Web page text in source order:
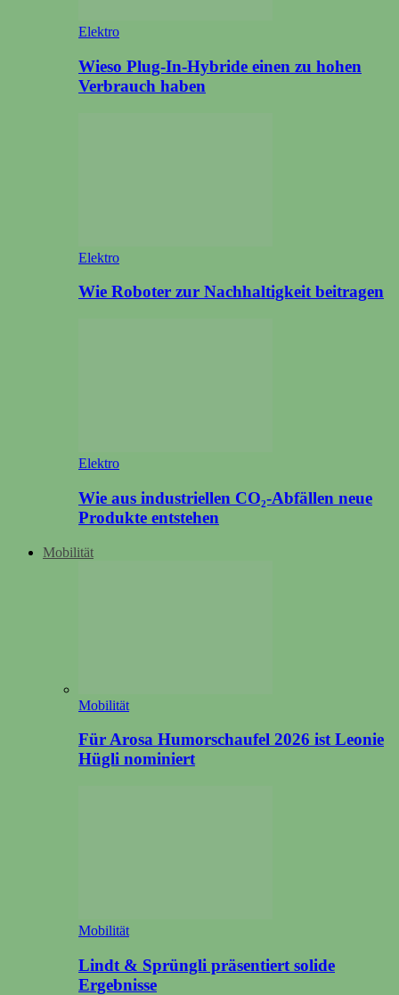
Elektro
Wieso Plug-In-Hybride einen zu hohen
Verbrauch haben
Elektro
Wie Roboter zur Nachhaltigkeit beitragen
Elektro
Wie aus industriellen CO₂-Abfällen neue
Produkte entstehen
Mobilität
Mobilität
Für Arosa Humorschaufel 2026 ist Leonie
Hügli nominiert
Mobilität
Lindt & Sprüngli präsentiert solide
Ergebnisse